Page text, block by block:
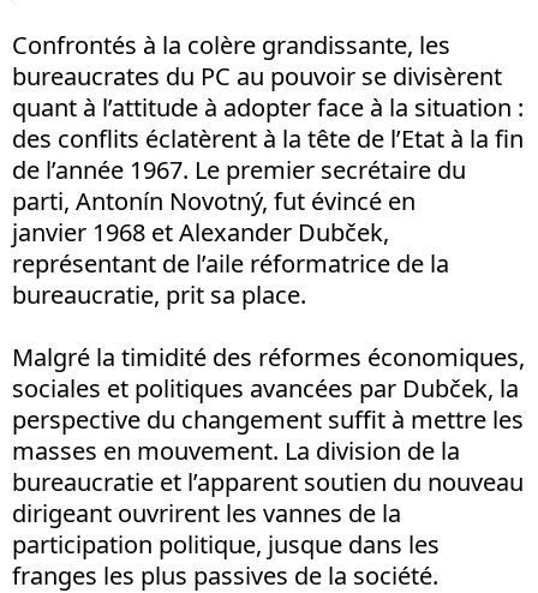
Confrontés à la colère grandissante, les
bureaucrates du PC au pouvoir se divisèrent
quant à l’attitude à adopter face à la situation :
des conflits éclatèrent à la tête de l’Etat à la fin
de l’année 1967. Le premier secrétaire du
parti, Antonín Novotný, fut évincé en
janvier 1968 et Alexander Dubček,
représentant de l’aile réformatrice de la
bureaucratie, prit sa place.
Malgré la timidité des réformes économiques,
sociales et politiques avancées par Dubček, la
perspective du changement suffit à mettre les
masses en mouvement. La division de la
bureaucratie et l’apparent soutien du nouveau
dirigeant ouvrirent les vannes de la
participation politique, jusque dans les
franges les plus passives de la société.